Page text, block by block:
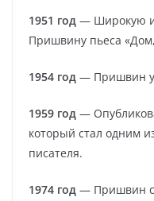
1951 год — Широкую
Пришвину пьеса
1954 год — Пришвин
1959 год —
который стал одним
писателя.
1974 год — Пришвин